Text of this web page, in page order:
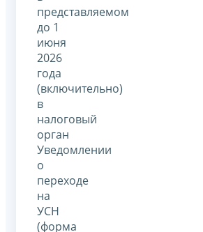
представляемом
до 1
июня
2026
года
(включительно)
в
налоговый
орган
Уведомлении
о
переходе
на
УСН
(форма